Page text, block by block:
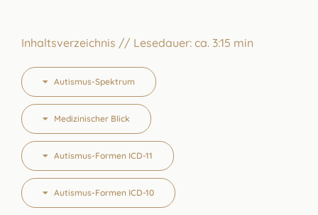
Inhaltsverzeichnis // Lesedauer: ca. 3:15 min
Autismus-Spektrum
Medizinischer Blick
Autismus-Formen ICD-11
Autismus-Formen ICD-10